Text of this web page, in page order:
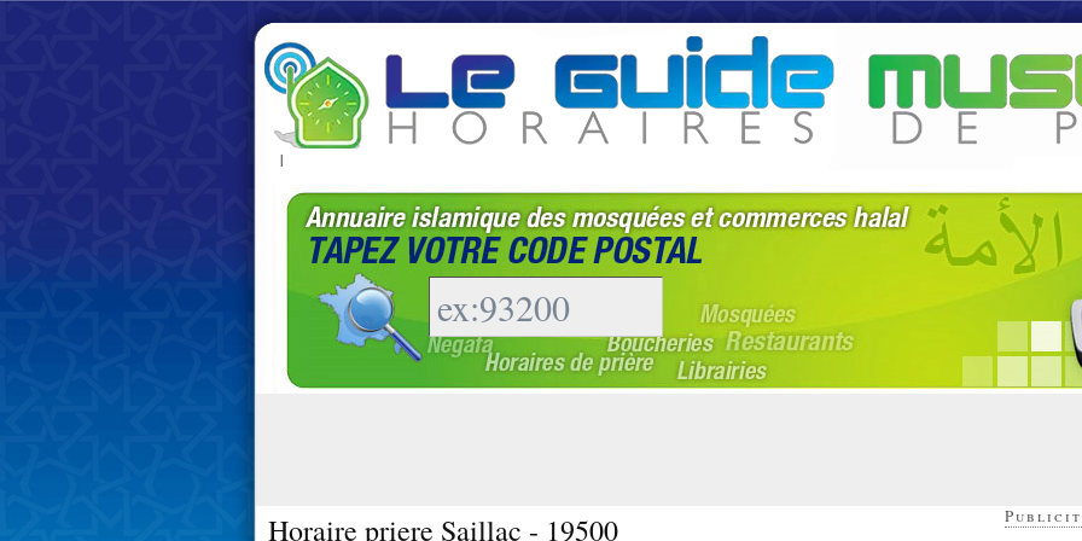
|
Horaire priere Saillac - 19500